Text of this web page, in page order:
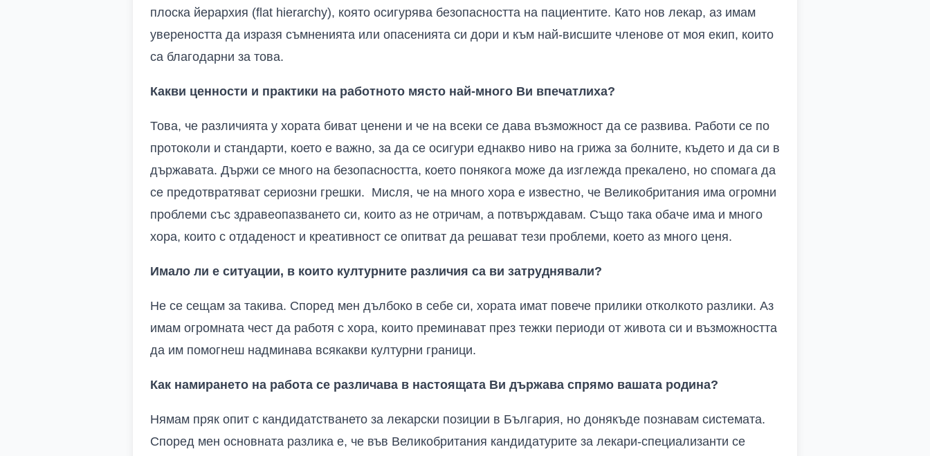
плоска йерархия (flat hierarchy), която осигурява безопасността на пациентите. Като нов лекар, аз имам
увереността да изразя съмненията или опасенията си дори и към най-висшите членове от моя екип, които
са благодарни за това.
Какви ценности и практики на работното място най-много Ви впечатлиха?
Това, че различията у хората биват ценени и че на всеки се дава възможност да се развива. Работи се по
протоколи и стандарти, което е важно, за да се осигури еднакво ниво на грижа за болните, където и да си в
държавата. Държи се много на безопасността, което понякога може да изглежда прекалено, но спомага да
се предотвратяват сериозни грешки. Мисля, че на много хора е известно, че Великобритания има огромни
проблеми със здравеопазването си, които аз не отричам, а потвърждавам. Също така обаче има и много
хора, които с отдаденост и креативност се опитват да решават тези проблеми, което аз много ценя.
Имало ли е ситуации, в които културните различия са ви затруднявали?
Не се сещам за такива. Според мен дълбоко в себе си, хората имат повече прилики отколкото разлики. Аз
имам огромната чест да работя с хора, които преминават през тежки периоди от живота си и възможността
да им помогнеш надминава всякакви културни граници.
Как намирането на работа се различава в настоящата Ви държава спрямо вашата родина?
Нямам пряк опит с кандидатстването за лекарски позиции в България, но донякъде познавам системата.
Според мен основната разлика е, че във Великобритания кандидатурите за лекари-специализанти се